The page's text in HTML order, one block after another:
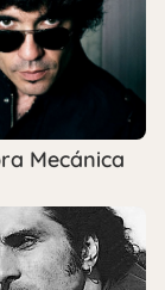
Mecánica